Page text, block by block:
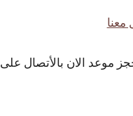
معنا
موعد الان بالأتصال على